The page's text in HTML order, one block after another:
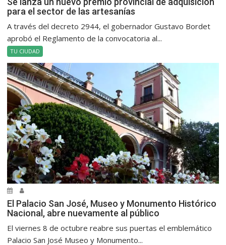
para el sector de las artesanías
A través del decreto 2944, el gobernador Gustavo Bordet
aprobó el Reglamento de la convocatoria al...
TU CIUDAD
El Palacio San José, Museo y Monumento Histórico
Nacional, abre nuevamente al público
El viernes 8 de octubre reabre sus puertas el emblemático
Palacio San José Museo y Monumento...